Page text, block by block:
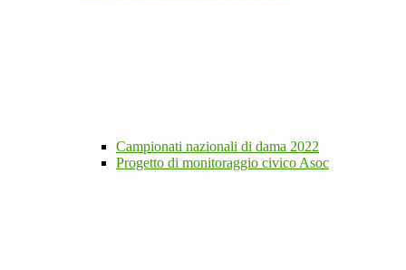
Campionati nazionali di dama 2022
Progetto di monitoraggio civico Asoc